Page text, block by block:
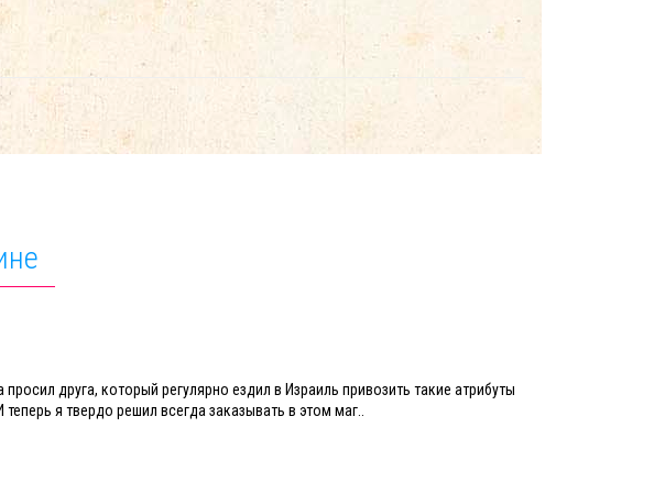
друга, который регулярно ездил в Израиль привозить такие атрибуты
я твердо решил всегда заказывать в этом маг..